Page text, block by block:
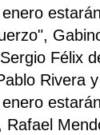
Félix
Rivera
Rafael